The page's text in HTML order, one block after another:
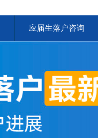
应届生落户咨询